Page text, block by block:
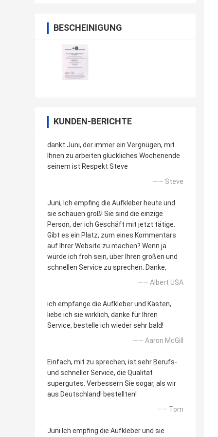
BESCHEINIGUNG
KUNDEN-BERICHTE
dankt Juni, der immer ein Vergnügen, mit
Ihnen zu arbeiten glückliches Wochenende
seinem ist Respekt Steve
—— Steve
Juni, Ich empfing die Aufkleber heute und
sie schauen groß! Sie sind die einzige
Person, der ich Geschäft mit jetzt tätige.
Gibt es ein Platz, zum eines Kommentars
auf Ihrer Website zu machen? Wenn ja
würde ich froh sein, über Ihren großen und
schnellen Service zu sprechen. Danke,
—— Albert USA
ich empfange die Aufkleber und Kästen,
liebe ich sie wirklich, danke für Ihren
Service, bestelle ich wieder sehr bald!
—— Aaron McGill
Einfach, mit zu sprechen, ist sehr Berufs-
und schneller Service, die Qualität
supergutes. Verbessern Sie sogar, als wir
aus Deutschland! bestellten!
—— Tom
Juni Ich empfing die Aufkleber und sie